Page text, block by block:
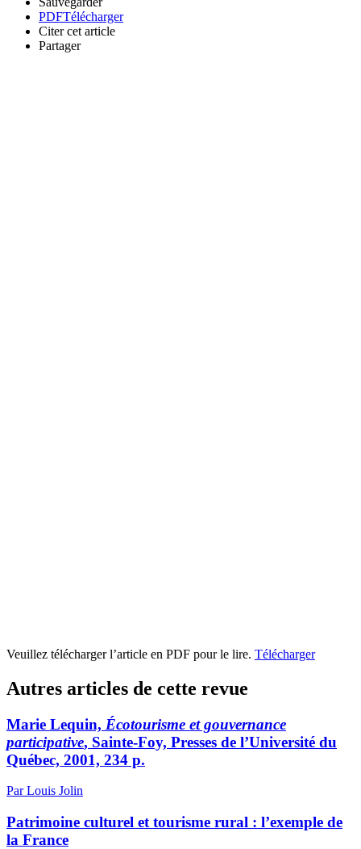
PDFTélécharger
Citer cet article
Partager
Veuillez télécharger l’article en PDF pour le lire. Télécharger
Autres articles de cette revue
Marie Lequin, Écotourisme et gouvernance
participative, Sainte-Foy, Presses de l’Université du
Québec, 2001, 234 p.
Par Louis Jolin
Patrimoine culturel et tourisme rural : l’exemple de
la France